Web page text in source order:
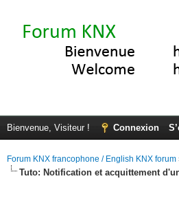
Bienvenue, Visiteur ! Connexion
Forum KNX francophone / English KNX forum
Tuto: Notification et acquittement